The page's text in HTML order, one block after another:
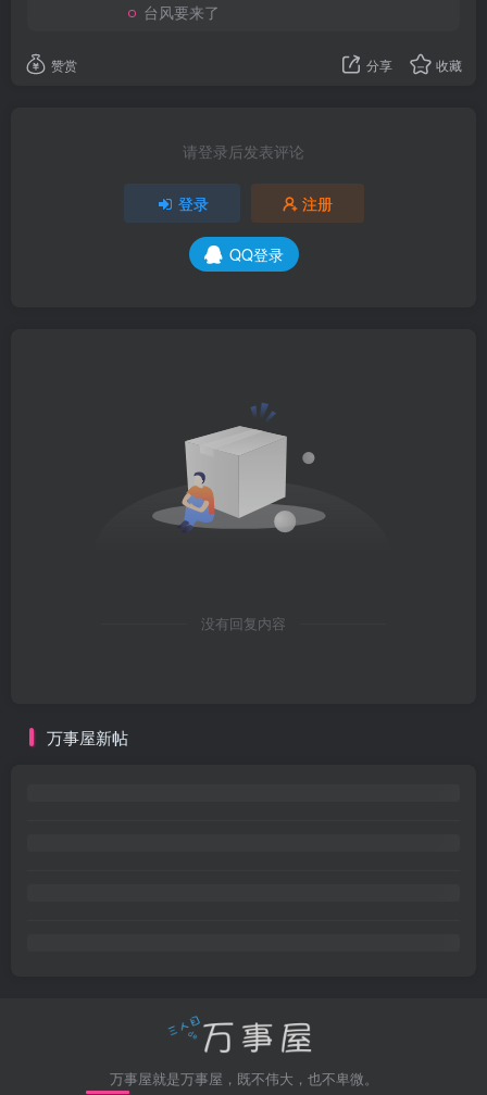
台风要来了
赞赏 分享 收藏
请登录后发表评论
登录 注册
QQ登录
没有回复内容
万事屋新帖
万事屋就是万事屋，既不伟大，也不卑微。